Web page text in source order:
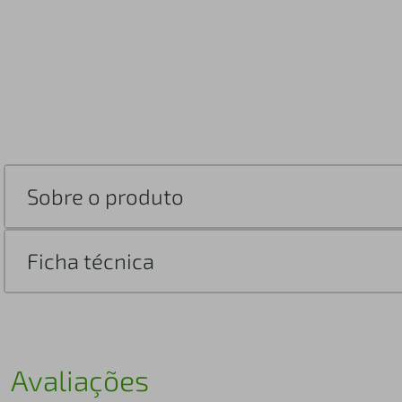
Sobre o produto
Ficha técnica
Avaliações